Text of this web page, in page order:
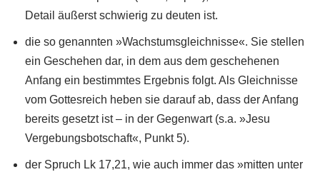
Detail äußerst schwierig zu deuten ist.
die so genannten »Wachstumsgleichnisse«. Sie stellen
ein Geschehen dar, in dem aus dem geschehenen
Anfang ein bestimmtes Ergebnis folgt. Als Gleichnisse
vom Gottesreich heben sie darauf ab, dass der Anfang
bereits gesetzt ist – in der Gegenwart (s.a. »Jesu
Vergebungsbotschaft«, Punkt 5).
der Spruch Lk 17,21, wie auch immer das »mitten unter